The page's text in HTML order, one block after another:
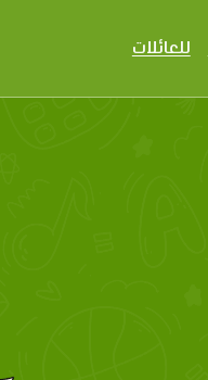
للعائلات